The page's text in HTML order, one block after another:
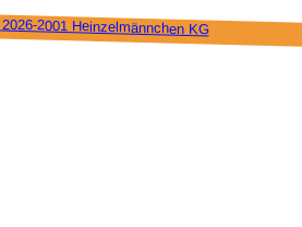
2026-2001 Heinzel­männchen KG